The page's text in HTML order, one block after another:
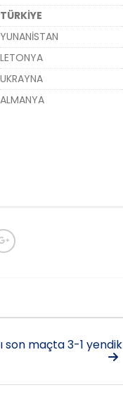
TÜRKİYE
YUNANİSTAN
LETONYA
UKRAYNA
ALMANYA
son maçta 3-1 yendik